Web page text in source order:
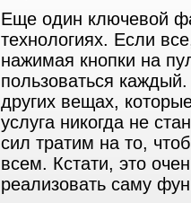
Еще один ключевой
технологиях. Если
нажимая кнопки на
пользоваться
других вещах,
услуга никогда не
сил тратим на то,
всем. Кстати, это
реализовать саму